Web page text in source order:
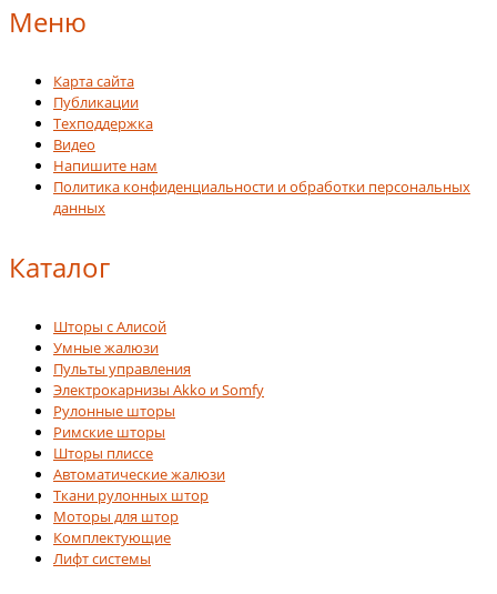
Меню
Карта сайта
Публикации
Техподдержка
Видео
Напишите нам
Политика конфиденциальности и обработки персональных
данных
Каталог
Шторы с Алисой
Умные жалюзи
Пульты управления
Электрокарнизы Akko и Somfy
Рулонные шторы
Римские шторы
Шторы плиссе
Автоматические жалюзи
Ткани рулонных штор
Моторы для штор
Комплектующие
Лифт системы